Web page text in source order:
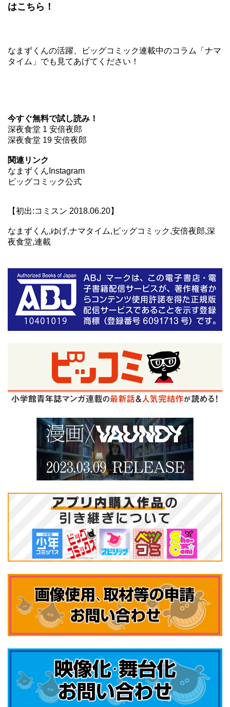
はこちら！
なまずくんの活躍、 ビッグコミック連載中のコラム「ナマ
タイム」でも見てあげてください！
今すぐ無料で試し読み！
深夜食堂 1 安倍夜郎
深夜食堂 19 安倍夜郎
関連リンク
なまずくんInstagram
ビッグコミック公式
【初出:コミスン 2018.06.20】
なまずくん,ゆげ,ナマタイム,ビッグコミック,安倍夜郎,深
夜食堂,連載